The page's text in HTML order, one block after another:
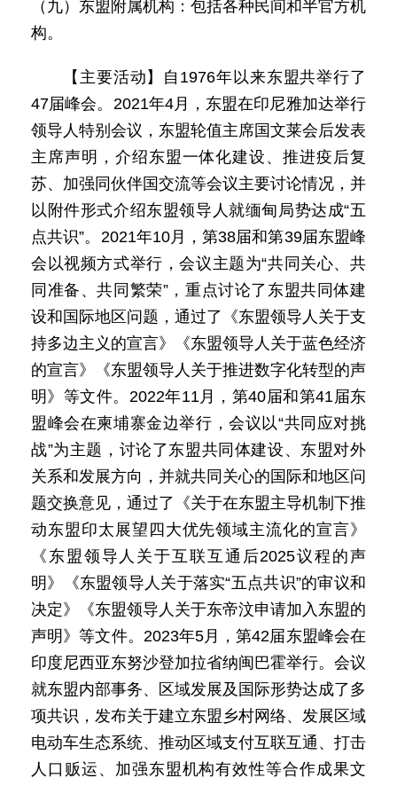
（九）东盟附属机构：包括各种民间和半官方机
构。
【主要活动】自1976年以来东盟共举行了
47届峰会。2021年4月，东盟在印尼雅加达举行
领导人特别会议，东盟轮值主席国文莱会后发表
主席声明，介绍东盟一体化建设、推进疫后复
苏、加强同伙伴国交流等会议主要讨论情况，并
以附件形式介绍东盟领导人就缅甸局势达成“五
点共识”。2021年10月，第38届和第39届东盟峰
会以视频方式举行，会议主题为“共同关心、共
同准备、共同繁荣”，重点讨论了东盟共同体建
设和国际地区问题，通过了《东盟领导人关于支
持多边主义的宣言》《东盟领导人关于蓝色经济
的宣言》《东盟领导人关于推进数字化转型的声
明》等文件。2022年11月，第40届和第41届东
盟峰会在柬埔寨金边举行，会议以“共同应对挑
战”为主题，讨论了东盟共同体建设、东盟对外
关系和发展方向，并就共同关心的国际和地区问
题交换意见，通过了《关于在东盟主导机制下推
动东盟印太展望四大优先领域主流化的宣言》
《东盟领导人关于互联互通后2025议程的声
明》《东盟领导人关于落实“五点共识”的审议和
决定》《东盟领导人关于东帝汶申请加入东盟的
声明》等文件。2023年5月，第42届东盟峰会在
印度尼西亚东努沙登加拉省纳闽巴霍举行。会议
就东盟内部事务、区域发展及国际形势达成了多
项共识，发布关于建立东盟乡村网络、发展区域
电动车生态系统、推动区域支付互联互通、打击
人口贩运、加强东盟机构有效性等合作成果文